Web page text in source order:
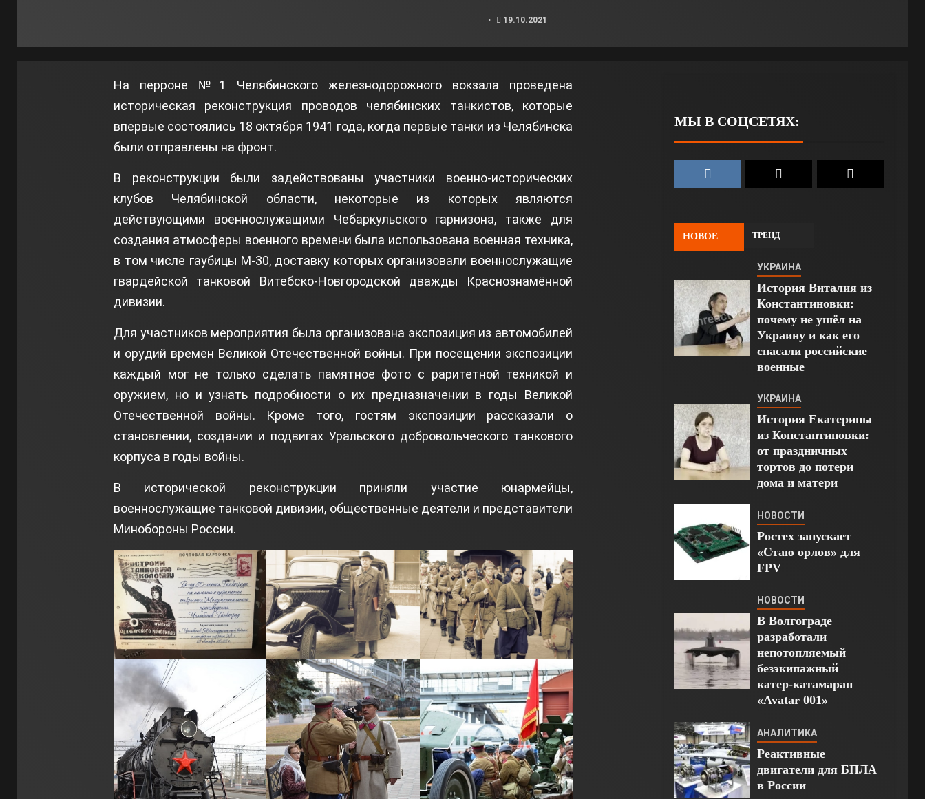
19.10.2021
На перроне №1 Челябинского железнодорожного вокзала проведена
историческая реконструкция проводов челябинских танкистов, которые
впервые состоялись 18 октября 1941 года, когда первые танки из Челябинска
были отправлены на фронт.
В реконструкции были задействованы участники военно-исторических
клубов Челябинской области, некоторые из которых являются
действующими военнослужащими Чебаркульского гарнизона, также для
создания атмосферы военного времени была использована военная техника,
в том числе гаубицы М-30, доставку которых организовали военнослужащие
гвардейской танковой Витебско-Новгородской дважды Краснознамённой
дивизии.
Для участников мероприятия была организована экспозиция из автомобилей
и орудий времен Великой Отечественной войны. При посещении экспозиции
каждый мог не только сделать памятное фото с раритетной техникой и
оружием, но и узнать подробности о их предназначении в годы Великой
Отечественной войны. Кроме того, гостям экспозиции рассказали о
становлении, создании и подвигах Уральского добровольческого танкового
корпуса в годы войны.
В исторической реконструкции приняли участие юнармейцы,
военнослужащие танковой дивизии, общественные деятели и представители
Минобороны России.
МЫ В СОЦСЕТЯХ:
НОВОЕ ТРЕНД
УКРАИНА
История Виталия из
Константиновки:
почему не ушёл на
Украину и как его
спасали российские
военные
УКРАИНА
История Екатерины
из Константиновки:
от праздничных
тортов до потери
дома и матери
НОВОСТИ
Ростех запускает
«Стаю орлов» для
FPV
НОВОСТИ
В Волгограде
разработали
непотопляемый
безэкипажный
катер-катамаран
«Avatar 001»
АНАЛИТИКА
Реактивные
двигатели для БПЛА
в России